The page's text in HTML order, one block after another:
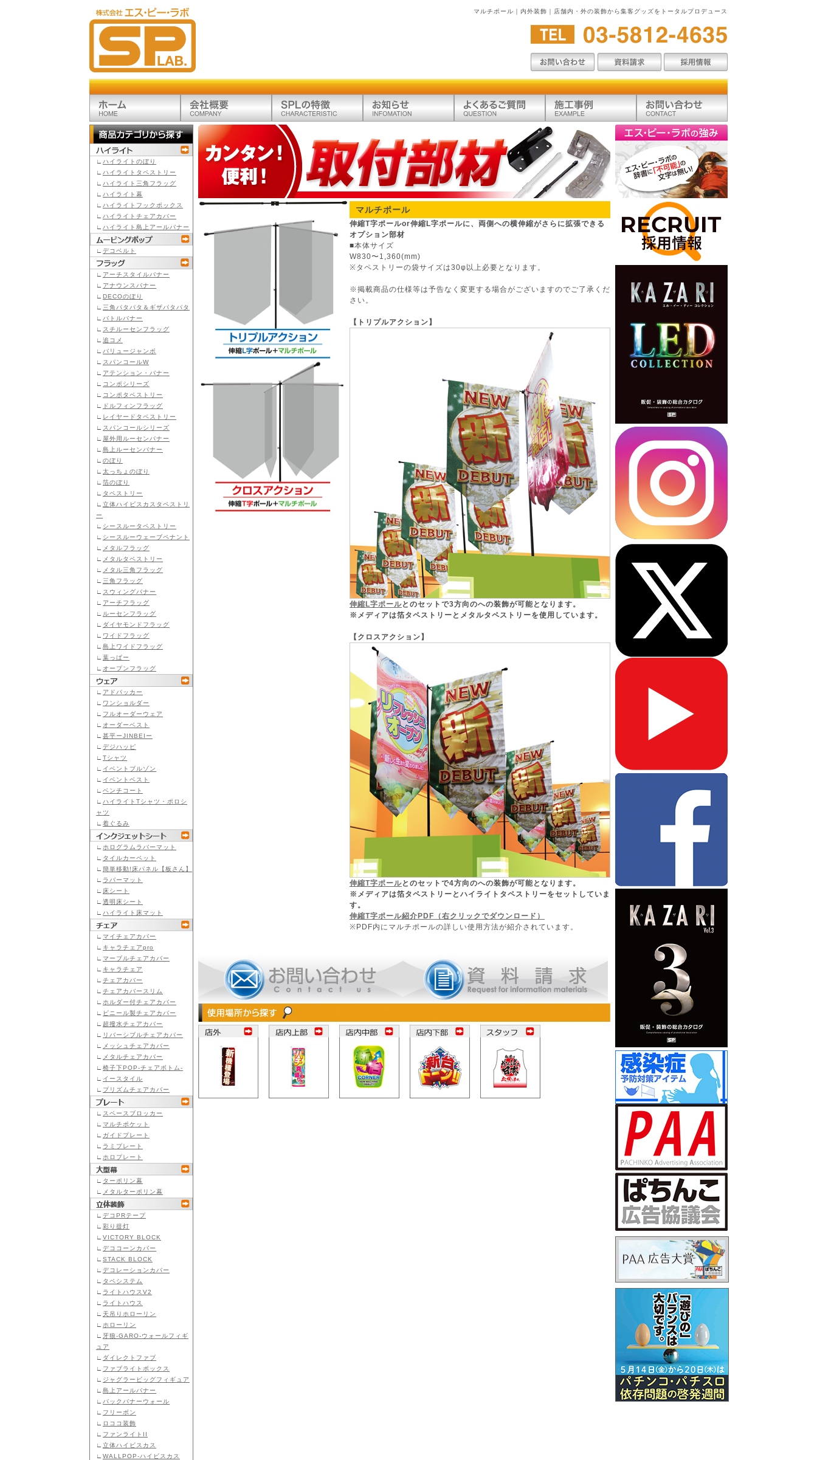
マルチポール｜内外装飾｜店舗内・外の装飾から集客グッズをトータルプロデュース
∟ ハイライトのぼり
∟ ハイライトタペストリー
∟ ハイライト三角フラッグ
∟ ハイライト幕
∟ ハイライトフックボックス
∟ ハイライトチェアカバー
∟ ハイライト島上アールバナー
∟ デコベルト
∟ アーチスタイルバナー
∟ アナウンスバナー
∟ DECOのぼり
∟ 三角パタパタ＆ギザパタパタ
∟ バトルバナー
∟ スチルーセンフラッグ
∟ 追コメ
∟ バリュージャンボ
∟ スパンコールW
∟ アテンション・バナー
∟ コンポシリーズ
∟ コンポタペストリー
∟
ドルフィンフラッグ
∟ レイヤードタペストリー
∟ スパンコールシリーズ
∟ 屋外用ルーセンバナー
∟ 島上ルーセンバナー
∟ のぼり
∟ 太っちょのぼり
∟ 箔のぼり
∟ タペストリー
∟ 立体ハイビスカスタペストリ
ー
∟ シースルータペストリー
∟ シースルーウェーブペナント
∟
メタルフラッグ
∟
メタルタペストリー
∟
メタル三角フラッグ
∟ 三角フラッグ
∟ スウィングバナー
∟ アーチフラッグ
∟ ルーセンフラッグ
∟ ダイヤモンドフラッグ
∟ ワイドフラッグ
∟ 島上ワイドフラッグ
∟ 葉っぱー
∟ オープンフラッグ
∟ アドパッカー
∟ ワンショルダー
∟ フルオーダーウェア
∟ オーダーベスト
∟ 甚平ーJINBEIー
∟ デジハッピ
∟ Tシャツ
∟ イベントブルゾン
∟ イベントベスト
∟ ベンチコート
∟ ハイライトTシャツ・ポロシ
ャツ
∟ 着ぐるみ
∟ ホログラムラバーマット
∟ タイルカーペット
∟ 簡単移動!床パネル【板さん】
∟ ラバーマット
∟ 床シート
∟ 透明床シート
∟ ハイライト床マット
∟ マイチェアカバー
∟ キャラチェアpro
∟ マーブルチェアカバー
∟ キャラチェア
∟ チェアカバー
∟ チェアカバースリム
∟ ホルダー付チェアカバー
∟
ビニール製チェアカバー
∟ 超撥水チェアカバー
∟
リバーシブルチェアカバー
∟
メッシュチェアカバー
∟
メタルチェアカバー
∟ 椅子下POP-チェアボトム-
∟ イースタイル
∟ プリズムチェアカバー
∟ スペースブロッカー
∟ マルチポケット
∟ ガイドプレート
∟ ラミプレート
∟ ホロプレート
∟ ターポリン幕
∟
メタルターポリン幕
∟ デコPRテープ
∟ 彩り提灯
∟ VICTORY BLOCK
∟ デココーンカバー
∟ STACK BLOCK
∟ デコレーションカバー
∟ タペシステム
∟ ライトハウスV2
∟ ライトハウス
∟ 天吊りホローリン
∟ ホローリン
∟ 牙狼-GARO-ウォールフィギ
ュア
∟ ダイレクトファブ
∟ ファブライトボックス
∟ ジャグラービッグフィギュア
∟ 島上アールバナー
∟ バックバナーウォール
∟ フリーボン
∟
ロココ装飾
∟ ファンライトII
∟ 立体ハイビスカス
∟ WALLPOP-ハイビスカス
マルチポール
伸縮T字ポールor伸縮L字ポールに、両側への横伸縮がさらに拡張できる
オプション部材
■本体サイズ
W830〜1,360(mm)
※タペストリーの袋サイズは30φ以上必要となります。
※掲載商品の仕様等は予告なく変更する場合がございますのでご了承くだ
さい。
【トリプルアクション】
伸縮L字ポールとのセットで3方向のへの装飾が可能となります。
※メディアは箔タペストリーとメタルタペストリーを使用しています。
【クロスアクション】
伸縮T字ポールとのセットで4方向のへの装飾が可能となります。
※メディアは箔タペストリーとハイライトタペストリーをセットしていま
す。
伸縮T字ポール紹介PDF（右クリックでダウンロード）
※PDF内にマルチポールの詳しい使用方法が紹介されています。